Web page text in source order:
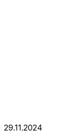
29.11.2024